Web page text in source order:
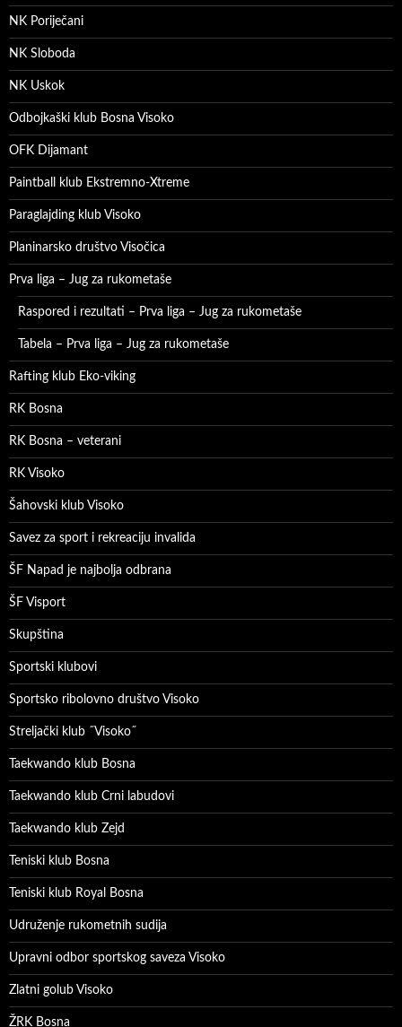
NK Poriječani
NK Sloboda
NK Uskok
Odbojkaški klub Bosna Visoko
OFK Dijamant
Paintball klub Ekstremno-Xtreme
Paraglajding klub Visoko
Planinarsko društvo Visočica
Prva liga – Jug za rukometaše
Raspored i rezultati – Prva liga – Jug za rukometaše
Tabela – Prva liga – Jug za rukometaše
Rafting klub Eko-viking
RK Bosna
RK Bosna – veterani
RK Visoko
Šahovski klub Visoko
Savez za sport i rekreaciju invalida
ŠF Napad je najbolja odbrana
ŠF Visport
Skupština
Sportski klubovi
Sportsko ribolovno društvo Visoko
Streljački klub ˝Visoko˝
Taekwando klub Bosna
Taekwando klub Crni labudovi
Taekwando klub Zejd
Teniski klub Bosna
Teniski klub Royal Bosna
Udruženje rukometnih sudija
Upravni odbor sportskog saveza Visoko
Zlatni golub Visoko
ŽRK Bosna